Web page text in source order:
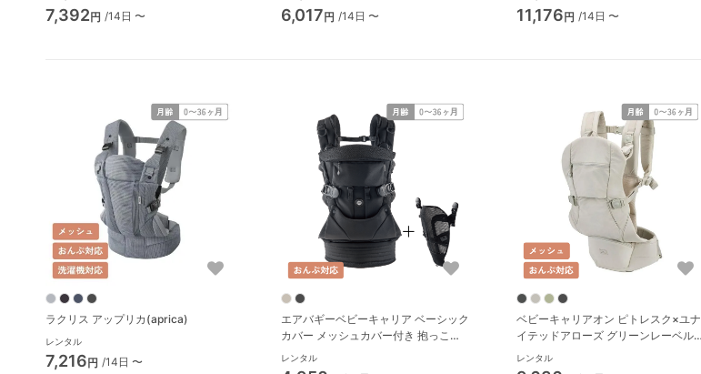
7,392円 /14日 〜 6,017円 /14日 〜 11,176円 /14日 〜
ラクリス アップリカ(aprica)
レンタル
7,216円 /14日 〜
エアバギーベビーキャリア ベーシック
カバー メッシュカバー付き 抱っこ
紐・おんぶ紐 エアバギー(AIRBUGGY)
レンタル
ベビーキャリアオン ピトレスク×ユナ
イテッドアローズ グリーンレーベル
リラクシング 抱っこ紐・おんぶ紐 ラ
ッキーインダストリーズ(Lucky
レンタル